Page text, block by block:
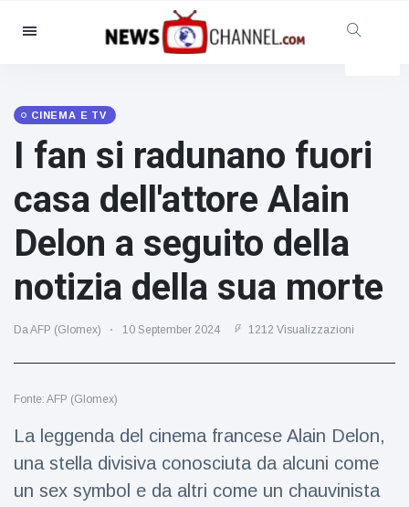
Categorie
Sociale e divertimento
Cinema e TV
(81)
Celebrità
(13938)
Moda e bellezza
(122)
(5997)
Cibo e bevande
(79)
Giochi
(160)
Ultime notizie
CINEMA E TV
I fan si radunano fuori
casa dell'attore Alain
Delon a seguito della
notizia della sua morte
Da AFP (Glomex) 10 September 2024 1212 Visualizzazioni
Fonte: AFP (Glomex)
La leggenda del cinema francese Alain Delon,
una stella divisiva conosciuta da alcuni come
un sex symbol e da altri come un chauvinista